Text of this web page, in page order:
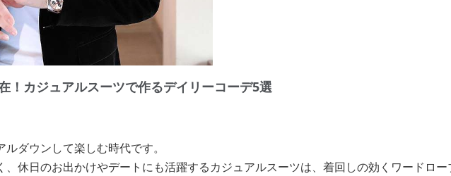
！カジュアルスーツで作るデイリーコーデ5選
ダウンして楽しむ時代です。
、休日のお出かけやデートにも活躍するカジュアルスーツは、着回しの効くワードロー